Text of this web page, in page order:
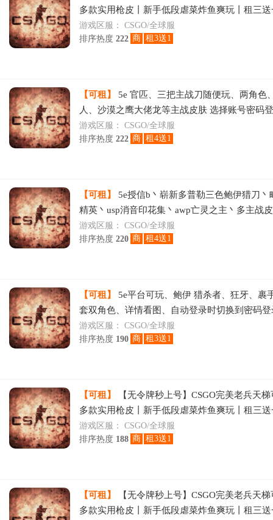
多款实用枪皮丨新手低段虐菜炸鱼爽玩丨租三
下
游戏区服： CSGO/全球服
排序热度 222 商 租3送1
【可租】
5e 官匹、三把主战刀随便玩、两角色
人、沙漠之鹰大佬龙等主战皮肤 选择账号密码
动登录时关闭输入法
游戏区服： CSGO/全球服
排序热度 222 商 租4送1
【可租】
5e授信b丶崭新多普勒三色鲍伊猎刀丶
精英丶usp消音印花集丶awp亡灵之主丶多主战
游戏区服： CSGO/全球服
排序热度 220 商 租4送1
【可租】
5e平台可玩、鲍伊 猎杀者、狂牙、裹
套双角色、详情看图、自动登录时切换到密码
录时请关闭输入法登录
游戏区服： CSGO/全球服
排序热度 190 商 租3送1
【可租】
【无令牌秒上号】CSGO完美老兵天
多款实用枪皮丨新手低段虐菜炸鱼爽玩丨租三
下线
游戏区服： CSGO/全球服
排序热度 188 商 租3送1
【可租】
【无令牌秒上号】CSGO完美老兵天
多款实用枪皮丨新手低段虐菜炸鱼爽玩丨租三